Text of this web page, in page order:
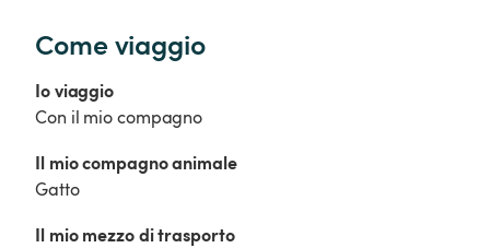
Come viaggio
Io viaggio
Con il mio compagno
Il mio compagno animale
Gatto
Il mio mezzo di trasporto